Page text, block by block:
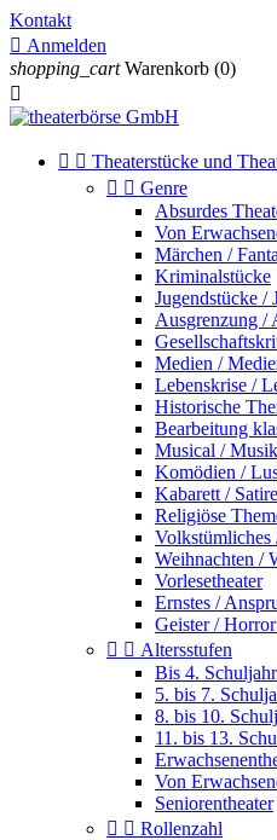
Kontakt
 Anmelden
shopping_cart Warenkorb (0)

  Theaterstücke und
  Genre
Absurdes
Von
Märchen /
Kriminalstücke
Jugendstücke /
Ausgrenzung /
Medien /
Lebenskrise /
Historische
Bearbeitung
Musical /
Komödien /
Kabarett /
Religiöse
Volkstümliches
Weihnachten /
Vorlesetheater
Ernstes /
Geister /
  Altersstufen
Bis 4.
5. bis 7.
8. bis 10.
11. bis 13.
Von
Seniorentheater
  Rollenzahl